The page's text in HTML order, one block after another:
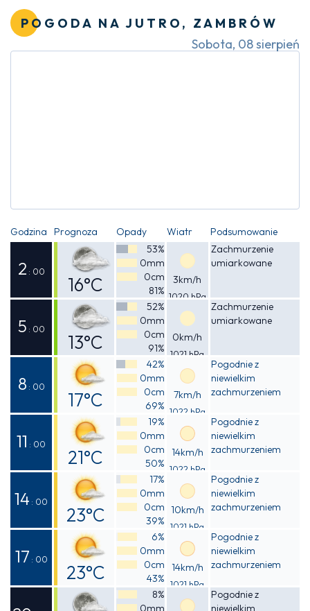
POGODA NA JUTRO, ZAMBRÓW
Sobota, 08 sierpień
Godzina Prognoza Opady Wiatr Podsumowanie
2 : 00
16°C
Odczuwalna
16°C
53%
0mm
0cm
81%
3km/h
1020 hPa
Zachmurzenie
umiarkowane
5 : 00
13°C
Odczuwalna
13°C
52%
0mm
0cm
91%
0km/h
1021 hPa
Zachmurzenie
umiarkowane
8 : 00
17°C
Odczuwalna
17°C
42%
0mm
0cm
69%
7km/h
1022 hPa
Pogodnie z
niewielkim
zachmurzeniem
11 : 00
21°C
Odczuwalna
20°C
19%
0mm
0cm
50%
14km/h
1022 hPa
Pogodnie z
niewielkim
zachmurzeniem
14 : 00
23°C
Odczuwalna
22°C
17%
0mm
0cm
39%
10km/h
1021 hPa
Pogodnie z
niewielkim
zachmurzeniem
17 : 00
23°C
Odczuwalna
6%
0mm
0cm
43%
14km/h
1021 hPa
Pogodnie z
niewielkim
zachmurzeniem
8%
0mm
Pogodnie z
niewielkim